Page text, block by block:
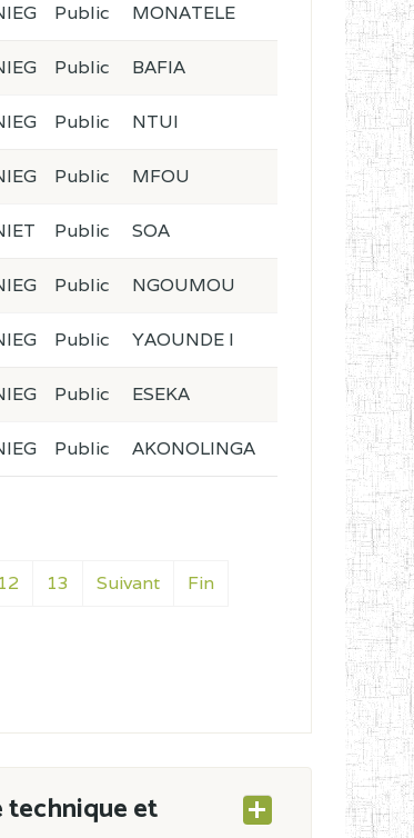
12 13 Suivant Fin
Public MONATELE
Public BAFIA
Public NTUI
Public MFOU
Public SOA
Public NGOUMOU
Public YAOUNDE I
Public ESEKA
Public AKONOLINGA
technique et